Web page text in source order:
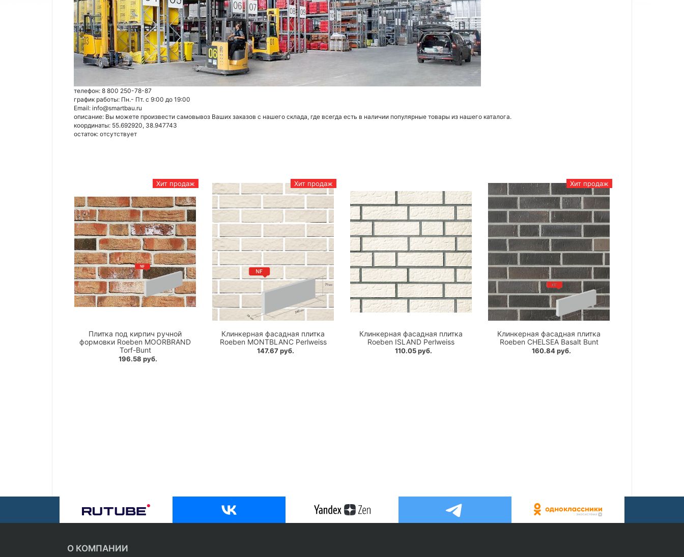
телефон: 8 800 250-78-87
график работы: Пн.- Пт. с 9:00 до 19:00
Email: info@smartbau.ru
описание: Вы можете произвести самовывоз Ваших заказов с нашего склада, где всегда есть в наличии популярные товары из нашего каталога.
координаты: 55.692920, 38.947743
остаток: отсутствует
Хит продаж
Плитка под кирпич ручной
формовки Roeben MOORBRAND
Torf-Bunt
196.58 руб.
Хит продаж
Клинкерная фасадная плитка
Roeben MONTBLANC Perlweiss
147.67 руб.
Клинкерная фасадная плитка
Roeben ISLAND Perlweiss
110.05 руб.
Хит продаж
Клинкерная фасадная плитка
Roeben CHELSEA Basalt Bunt
160.84 руб.
О КОМПАНИИ